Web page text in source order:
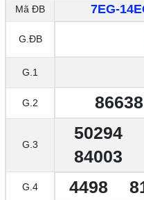
Mã ĐB 7EG-
G.ĐB
G.1
G.2 86638
G.3
50294
84003
G.4 4498